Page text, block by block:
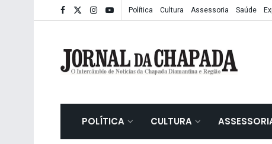
Política Cultura Assessoria Saúde
POLÍTICA CULTURA